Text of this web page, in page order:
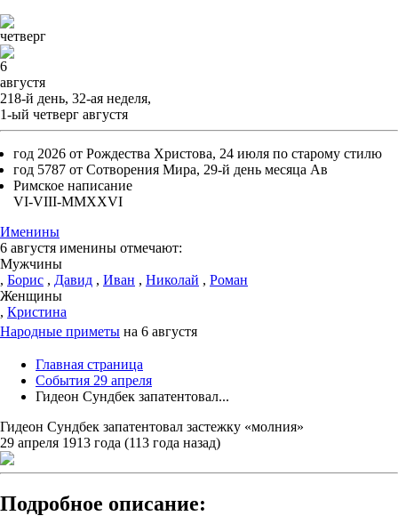
четверг
6
августя
218-й день, 32-ая неделя,
1-ый четверг августя
год 2026 от Рождества Христова, 24 июля по старому стилю
год 5787 от Сотворения Мира, 29-й день месяца Ав
Римское написание
VI-VIII-MMXXVI
Именины
6 августя именины отмечают:
Мужчины
, Борис , Давид , Иван , Николай , Роман
Женщины
, Кристина
Народные приметы на 6 августя
Главная страница
События 29 апреля
Гидеон Сундбек запатентовал...
Гидеон Сундбек запатентовал застежку «молния»
29 апреля 1913 года (113 года назад)
Подробное описание: